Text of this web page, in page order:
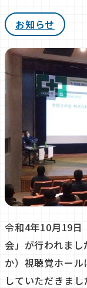
お知らせ
令和4年10月19日
会」が行われま
か）視聴覚ホー
していただきま